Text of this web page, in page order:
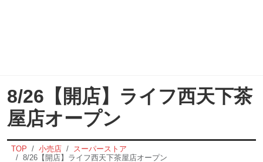
8/26【開店】ライフ西天下茶
屋店オープン
TOP 小売店
スーパーストア
8/26【開店】ライフ西天下茶屋店オープン